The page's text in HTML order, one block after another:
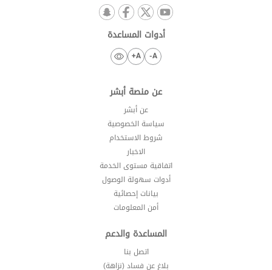
أدوات المساعدة
A-
A+
عن منصة أبشر
عن أبشر
سياسة الخصوصية
شروط الاستخدام
الاخبار
اتفاقية مستوى الخدمة
أدوات سهولة الوصول
بيانات إحصائية
أمن المعلومات
المساعدة والدعم
اتصل بنا
بلاغ عن فساد (نزاهة)